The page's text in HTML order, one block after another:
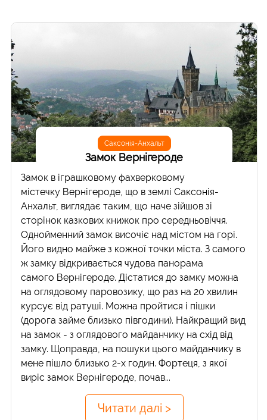
Саксонія-Анхальт
Замок Вернігероде
Замок в іграшковому фахверковому
містечку Вернігероде, що в землі Саксонія-
Анхальт, виглядає таким, що наче зійшов зі
сторінок казкових книжок про середньовіччя.
Однойменний замок височіє над містом на горі.
Його видно майже з кожної точки міста. З самого
ж замку відкривається чудова панорама
самого Вернігероде. Дістатися до замку можна
на оглядовому паровозику, що раз на 20 хвилин
курсує від ратуші. Можна пройтися і пішки
(дорога займе близько півгодини). Найкращий вид
на замок - з оглядового майданчику на схід від
замку. Щоправда, на пошуки цього майданчику в
мене пішло близько 2-х годин. Фортеця, з якої
виріс замок Вернігероде, почав...
Читати далі >